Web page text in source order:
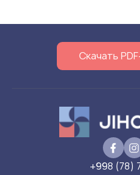
Скачать
+998 (78)